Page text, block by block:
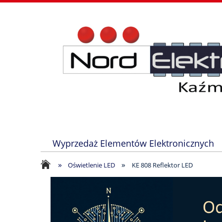
Wyprzedaż Elementów Elektronicznych
» Oświetlenie LED » KE 808 Reflektor LED